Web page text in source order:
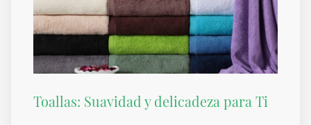
Toallas: Suavidad y delicadeza para Ti